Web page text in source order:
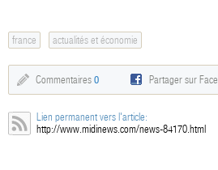
france actualités et économie
Commentaires 0 Partager sur
Lien permanent vers l'article:
http://www.midinews.com/news-84170.html